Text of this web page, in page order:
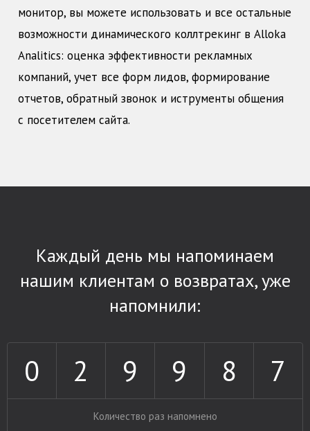
монитор, вы можете использовать и все остальные
возможности динамического коллтрекинг в Alloka
Analitics: оценка эффективности рекламных
компаний, учет все форм лидов, формирование
отчетов, обратный звонок и иструменты общения
с посетителем сайта.
Каждый день мы напоминаем
нашим клиентам о возвратах, уже
напомнили:
0 2 9 9 8 7
Количество раз напомнено